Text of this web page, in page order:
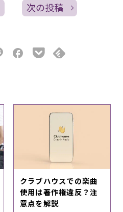
次の投稿
クラブハウスでの楽曲
使用は著作権違反？注
意点を解説